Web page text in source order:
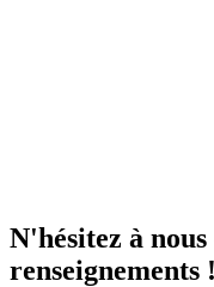
N'hésitez à
renseignements !